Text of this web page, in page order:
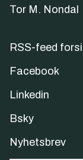
Tor M. Nondal
RSS-feed
Facebook
Linkedin
Bsky
Nyhetsbrev